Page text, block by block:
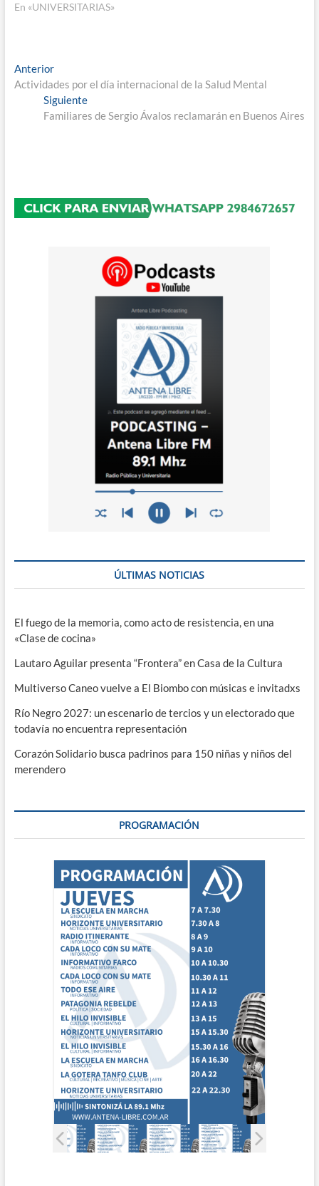
En «UNIVERSITARIAS»
Navegación
de
entradas
AnteriorEntrada
anterior:
Actividades por el día internacional de la Salud Mental
SiguienteEntrada
siguiente:
Familiares de Sergio Ávalos reclamarán en Buenos Aires
ÚLTIMAS NOTICIAS
El fuego de la memoria, como acto de resistencia, en una
«Clase de cocina»
Lautaro Aguilar presenta “Frontera” en Casa de la Cultura
Multiverso Caneo vuelve a El Biombo con músicas e invitadxs
Río Negro 2027: un escenario de tercios y un electorado que
todavía no encuentra representación
Corazón Solidario busca padrinos para 150 niñas y niños del
merendero
PROGRAMACIÓN